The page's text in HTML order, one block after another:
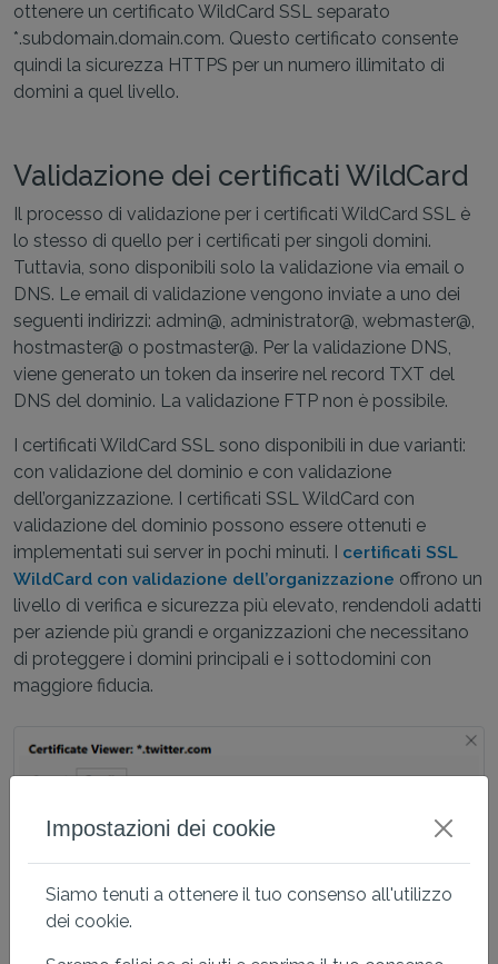
ottenere un certificato WildCard SSL separato
*.subdomain.domain.com. Questo certificato consente
quindi la sicurezza HTTPS per un numero illimitato di
domini a quel livello.
Validazione dei certificati WildCard
Il processo di validazione per i certificati WildCard SSL è
lo stesso di quello per i certificati per singoli domini.
Tuttavia, sono disponibili solo la validazione via email o
DNS. Le email di validazione vengono inviate a uno dei
seguenti indirizzi: admin@, administrator@, webmaster@,
hostmaster@ o postmaster@. Per la validazione DNS,
viene generato un token da inserire nel record TXT del
DNS del dominio. La validazione FTP non è possibile.
I certificati WildCard SSL sono disponibili in due varianti:
con validazione del dominio e con validazione
dell’organizzazione. I certificati SSL WildCard con
validazione del dominio possono essere ottenuti e
implementati sui server in pochi minuti. I certificati SSL
WildCard con validazione dell’organizzazione offrono un
livello di verifica e sicurezza più elevato, rendendoli adatti
per aziende più grandi e organizzazioni che necessitano
di proteggere i domini principali e i sottodomini con
maggiore fiducia.
Impostazioni dei cookie
Siamo tenuti a ottenere il tuo consenso all'utilizzo
dei cookie.